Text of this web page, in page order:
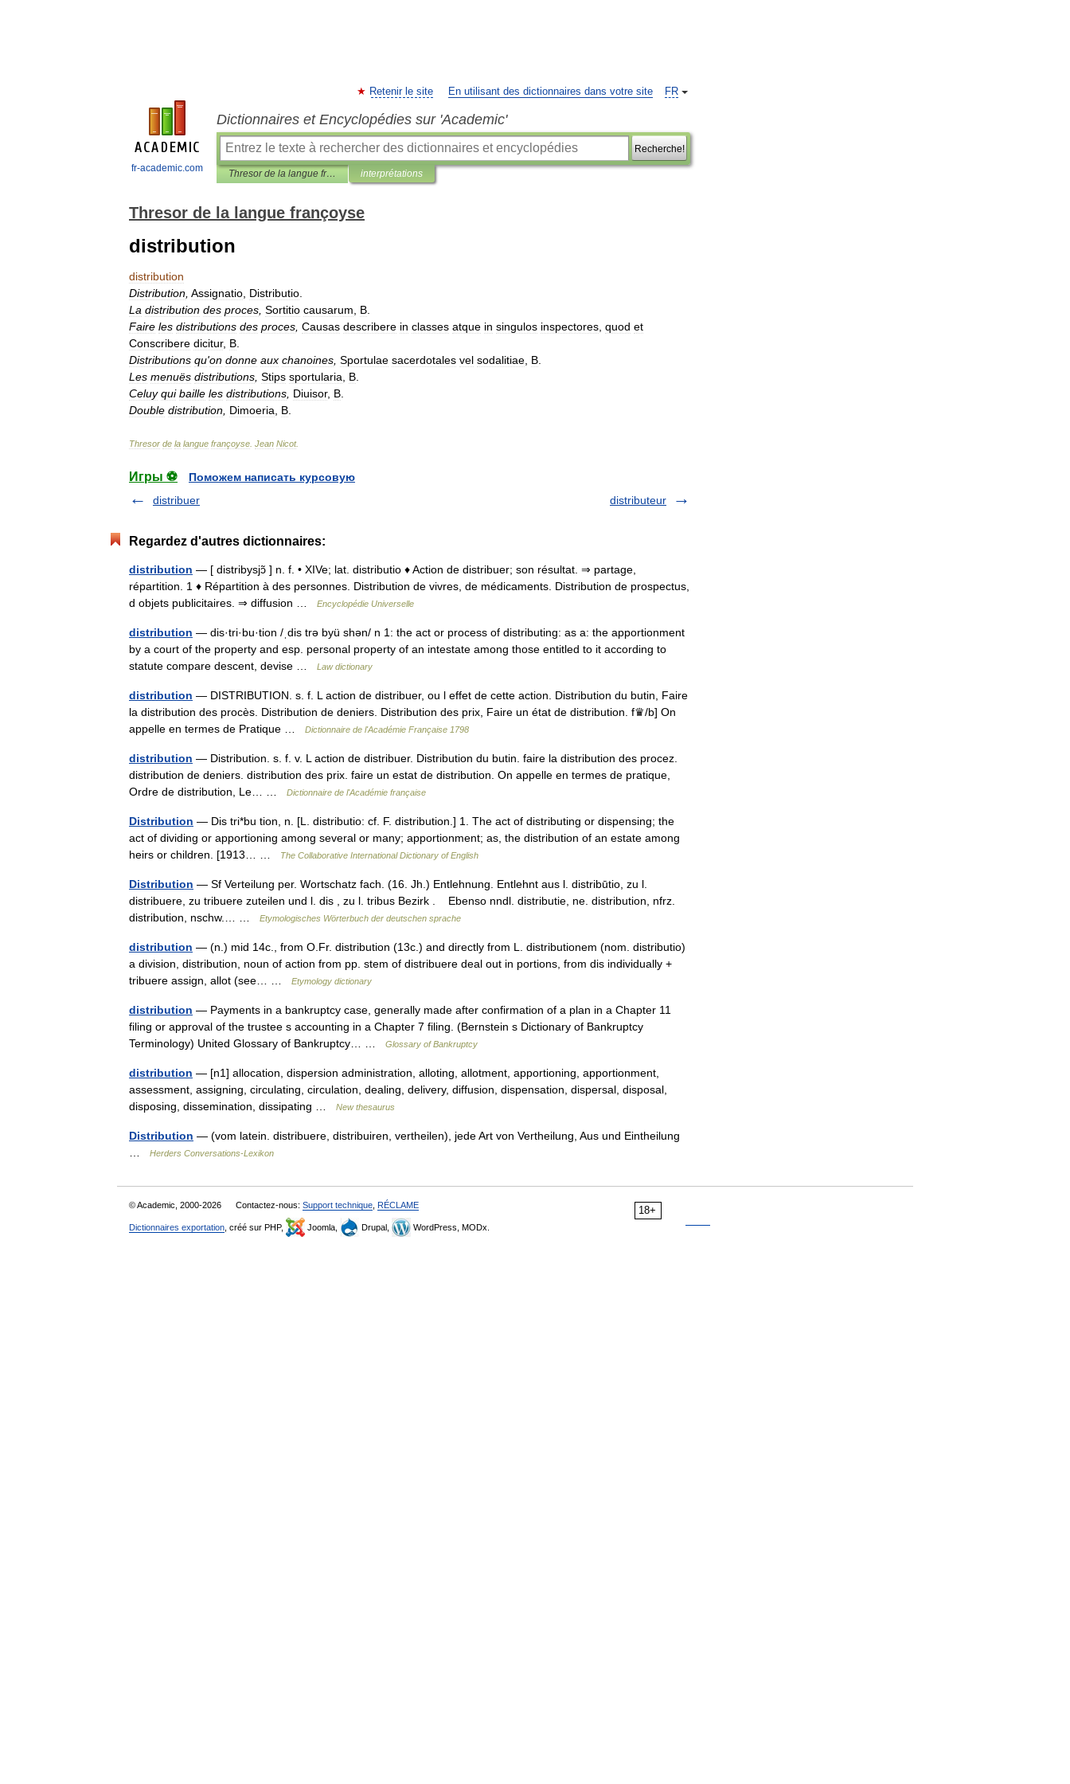
fr-academic.com
FR
Retenir le site En utilisant des dictionnaires dans votre site
Dictionnaires et Encyclopédies sur 'Academic'
Recherche!
Thresor de la langue françoyse interprétations
Thresor de la langue françoyse
distribution
distribution
Distribution Assignatio Distributio
La distribution des proces Sortitio causarum B
Faire les distributions des proces Causas describere in classes atque in singulos inspectores quod et
Conscribere dicitur, B
Distributions qu'on donne aux chanoines Sportulae sacerdotales vel sodalitiae B
Les menuës distributions Stips sportularia B
Celuy qui baille les distributions Diuisor, B
Double distribution Dimoeria B
Thresor de la langue françoyse Jean Nicot.
Игры ⚽
Поможем написать курсовую
distribuer
distributeur
Regardez d'autres dictionnaires:
distribution — [ distribysjɔ̃ ] n. f. • XIVe; lat. distributio ♦ Action de distribuer; son résultat. ⇒ partage,
répartition. 1 ♦ Répartition à des personnes. Distribution de vivres, de médicaments. Distribution de prospectus,
d objets publicitaires. ⇒ diffusion …
Encyclopédie Universelle
distribution — dis·tri·bu·tion /ˌdis trə byü shən/ n 1: the act or process of distributing: as a: the apportionment
by a court of the property and esp. personal property of an intestate among those entitled to it according to
statute compare descent, devise …
Law dictionary
distribution — DISTRIBUTION. s. f. L action de distribuer, ou l effet de cette action. Distribution du butin, Faire
la distribution des procès. Distribution de deniers. Distribution des prix, Faire un état de distribution. f♛/b] On
appelle en termes de Pratique …
Dictionnaire de l'Académie Française 1798
distribution — Distribution. s. f. v. L action de distribuer. Distribution du butin. faire la distribution des procez.
distribution de deniers. distribution des prix. faire un estat de distribution. On appelle en termes de pratique,
Ordre de distribution, Le… …
Dictionnaire de l'Académie française
Distribution — Dis tri*bu tion, n. [L. distributio: cf. F. distribution.] 1. The act of distributing or dispensing; the
act of dividing or apportioning among several or many; apportionment; as, the distribution of an estate among
heirs or children. [1913… …
The Collaborative International Dictionary of English
Distribution — Sf Verteilung per. Wortschatz fach. (16. Jh.) Entlehnung. Entlehnt aus l. distribūtio, zu l.
distribuere, zu tribuere zuteilen und l. dis , zu l. tribus Bezirk . Ebenso nndl. distributie, ne. distribution, nfrz.
distribution, nschw.… …
Etymologisches Wörterbuch der deutschen sprache
distribution — (n.) mid 14c., from O.Fr. distribution (13c.) and directly from L. distributionem (nom. distributio)
a division, distribution, noun of action from pp. stem of distribuere deal out in portions, from dis individually +
tribuere assign, allot (see… …
Etymology dictionary
distribution — Payments in a bankruptcy case, generally made after confirmation of a plan in a Chapter 11
filing or approval of the trustee s accounting in a Chapter 7 filing. (Bernstein s Dictionary of Bankruptcy
Terminology) United Glossary of Bankruptcy… …
Glossary of Bankruptcy
distribution — [n1] allocation, dispersion administration, alloting, allotment, apportioning, apportionment,
assessment, assigning, circulating, circulation, dealing, delivery, diffusion, dispensation, dispersal, disposal,
disposing, dissemination, dissipating …
New thesaurus
Distribution — (vom latein. distribuere, distribuiren, vertheilen), jede Art von Vertheilung, Aus und Eintheilung
Herders Conversations-Lexikon
18+
© Academic, 2000-2026 Contactez-nous: Support technique RÉCLAME
Dictionnaires exportation , créé sur PHP, Joomla, Drupal, WordPress, MODx.